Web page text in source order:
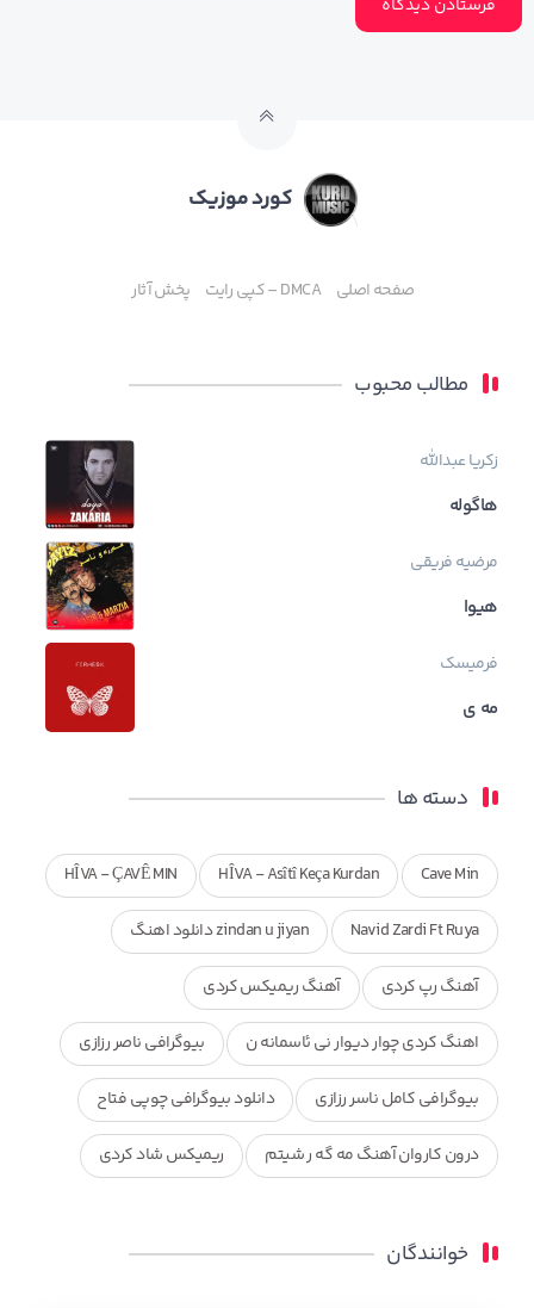
کورد موزیک
صفحه اصلی DMCA – کپی رایت پخش آثار
مطالب محبوب
زکریا عبدالله
هاگوله
مرضیه فریقی
هیوا
فرمیسک
مه ی
دسته ها
Cave Min
HÎVA - Asîtî Keça Kurdan
HÎVA - ÇAVÊ MIN
Navid Zardi Ft Ruya zindan u jiyan دانلود اهنگ
آهنگ رپ کردی آهنگ ریمیکس کردی
اهنگ کردی چوار دیوار نی ئاسمانه ن بیوگرافی ناصر رزازی
بیوگرافی کامل ناسر رزازی دانلود بیوگرافی چوپی فتاح
درون کاروان آهنگ مه گه ر شیتم ریمیکس شاد کردی
محمد جزا
خوانندگان